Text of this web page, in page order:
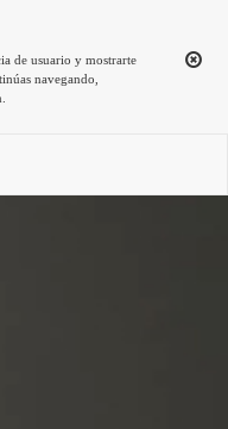
de usuario y mostrarte
navegando,